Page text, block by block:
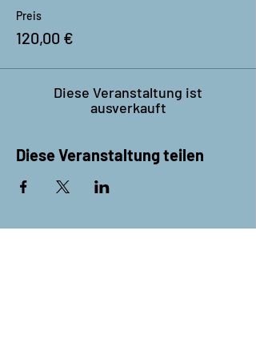
Preis
120,00 €
Diese Veranstaltung ist
ausverkauft
Diese Veranstaltung teilen